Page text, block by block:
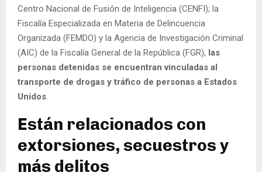
Centro Nacional de Fusión de Inteligencia (CENFI); la
Fiscalía Especializada en Materia de Delincuencia
Organizada (FEMDO) y la Agencia de Investigación Criminal
(AIC) de la Fiscalía General de la República (FGR), las
personas detenidas se encuentran vinculadas al
transporte de drogas y tráfico de personas a Estados
Unidos.
Están relacionados con
extorsiones, secuestros y
más delitos